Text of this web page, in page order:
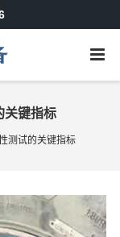
关键指标
测试的关键指标